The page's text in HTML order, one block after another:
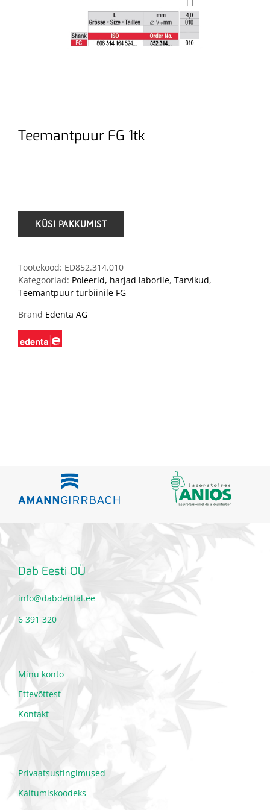
Teemantpuur FG 1tk
Tootekood: ED852.314.010
Kategooriad: Poleerid, harjad laborile, Tarvikud,
Teemantpuur turbiinile FG
Brand Edenta AG
Dab Eesti OÜ
info@dabdental.ee
6 391 320
Minu konto
Ettevõttest
Kontakt
Privaatsustingimused
Käitumiskoodeks